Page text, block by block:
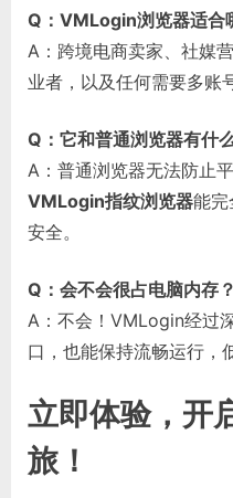
Q：VMLogin浏览器适合
A：跨境电商卖家、社媒
业者，以及任何需要多账
Q：它和普通浏览器有什
A：普通浏览器无法防止
VMLogin指纹浏览器能完
安全。
Q：会不会很占电脑内存？
A：不会！VMLogin经过
口，也能保持流畅运行，
立即体验，开
旅！